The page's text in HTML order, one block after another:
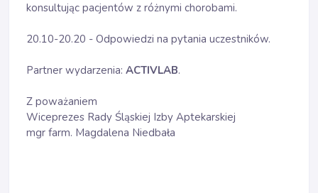
konsultując pacjentów z różnymi chorobami.
20.10-20.20 - Odpowiedzi na pytania uczestników.
Partner wydarzenia: ACTIVLAB.
Z poważaniem
Wiceprezes Rady Śląskiej Izby Aptekarskiej
mgr farm. Magdalena Niedbała